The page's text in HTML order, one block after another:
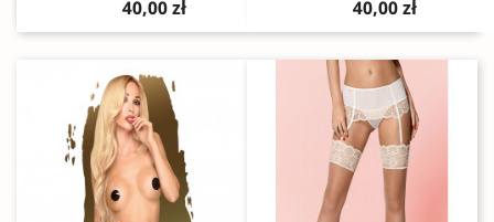
40,00 zł 40,00 zł